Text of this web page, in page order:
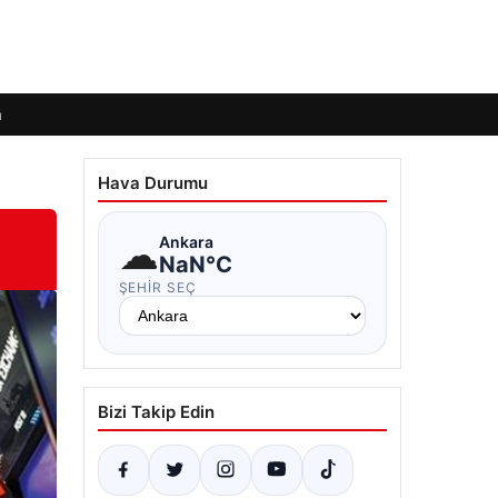
Hava Durumu
☁Ankara
NaN°C
ŞEHIR SEÇ
Bizi Takip Edin